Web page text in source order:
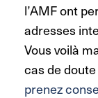
l’AMF ont
adresses
Vous voilà
cas de
prenez